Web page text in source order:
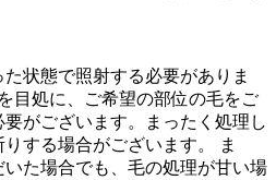
状態で照射する必要がありま
目処に、ご希望の部位の毛をご
がございます。まったく処理し
する場合がございます。 ま
た場合でも、毛の処理が甘い場